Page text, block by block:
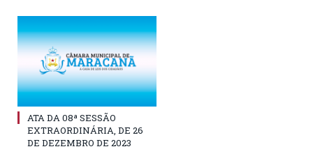
ATA DA 08ª SESSÃO
EXTRAORDINÁRIA, DE 26
DE DEZEMBRO DE 2023